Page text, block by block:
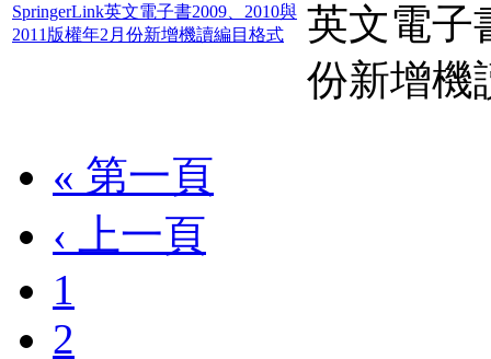
SpringerLink英文電子書2009、2010與
2011版權年2月份新增機讀編目格式
英文電子
份新增機
« 第一頁
‹ 上一頁
1
2